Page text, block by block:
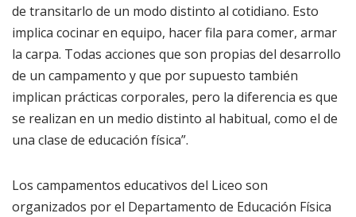
de transitarlo de un modo distinto al cotidiano. Esto
implica cocinar en equipo, hacer fila para comer, armar
la carpa. Todas acciones que son propias del desarrollo
de un campamento y que por supuesto también
implican prácticas corporales, pero la diferencia es que
se realizan en un medio distinto al habitual, como el de
una clase de educación física”.
Los campamentos educativos del Liceo son
organizados por el Departamento de Educación Física